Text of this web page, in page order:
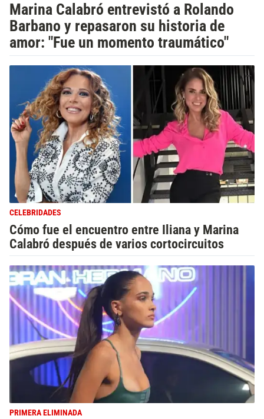
Marina Calabró entrevistó a Rolando
Barbano y repasaron su historia de
amor: "Fue un momento traumático"
CELEBRIDADES
Cómo fue el encuentro entre Iliana y Marina
Calabró después de varios cortocircuitos
PRIMERA ELIMINADA